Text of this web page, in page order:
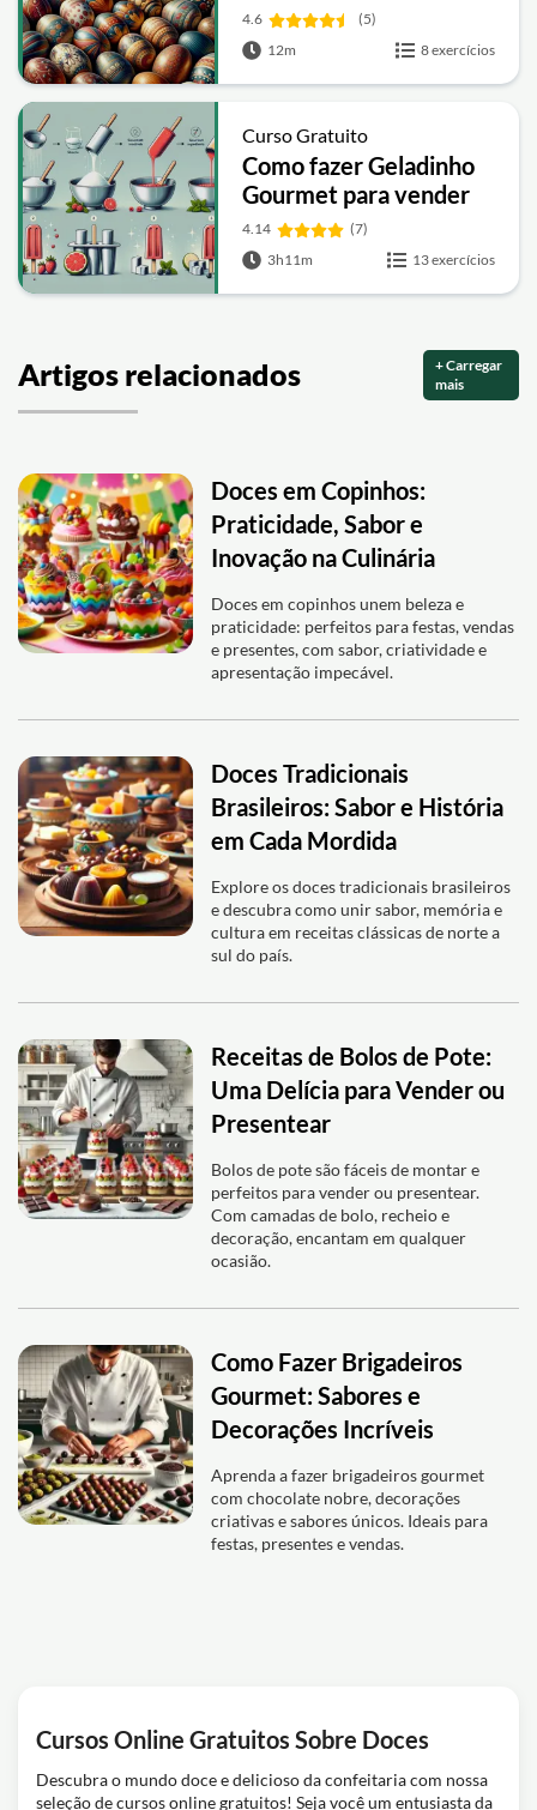
4.6
(5)
12m
8 exercícios
Curso Gratuito
Como fazer Geladinho
Gourmet para vender
4.14
(7)
3h11m
13 exercícios
Artigos relacionados
+ Carregar
mais
Doces em Copinhos:
Praticidade, Sabor e
Inovação na Culinária
Doces em copinhos unem beleza e
praticidade: perfeitos para festas, vendas
e presentes, com sabor, criatividade e
apresentação impecável.
Doces Tradicionais
Brasileiros: Sabor e História
em Cada Mordida
Explore os doces tradicionais brasileiros
e descubra como unir sabor, memória e
cultura em receitas clássicas de norte a
sul do país.
Receitas de Bolos de Pote:
Uma Delícia para Vender ou
Presentear
Bolos de pote são fáceis de montar e
perfeitos para vender ou presentear.
Com camadas de bolo, recheio e
decoração, encantam em qualquer
ocasião.
Como Fazer Brigadeiros
Gourmet: Sabores e
Decorações Incríveis
Aprenda a fazer brigadeiros gourmet
com chocolate nobre, decorações
criativas e sabores únicos. Ideais para
festas, presentes e vendas.
Cursos Online Gratuitos Sobre Doces
Descubra o mundo doce e delicioso da confeitaria com nossa
seleção de cursos online gratuitos! Seja você um entusiasta da